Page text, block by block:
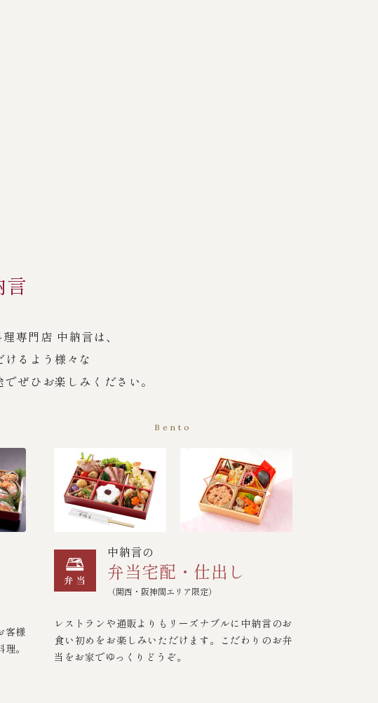
専門店 中納言は、
るよう様々な
ぜひお楽しみください。
客様
。
Bento
中納言の
弁当宅配・仕出し
（関西・阪神間エリア限定）
レストランや通販よりもリーズナブルに中納言のお
食い初めをお楽しみいただけます。こだわりのお弁
当をお家でゆっくりどうぞ。